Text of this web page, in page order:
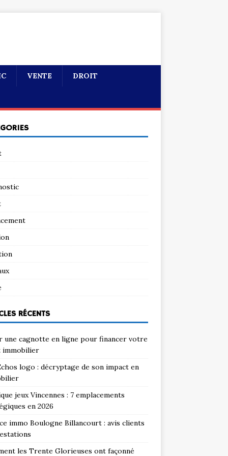
VENTE DROIT
RÉCENTS
une cagnotte en ligne pour financer votre
immobilier
logo : décryptage de son impact en
jeux Vincennes : 7 emplacements
en 2026
immo Boulogne Billancourt : avis clients
les Trente Glorieuses ont façonné